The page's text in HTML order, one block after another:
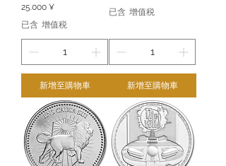
價格
25.000 ¥
已含 增值税
新增至購物車
已含 增值税
新增至購物車